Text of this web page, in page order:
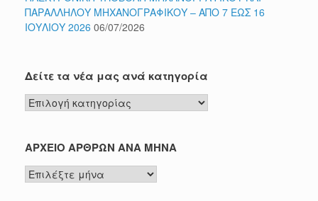
ΠΑΡΑΛΛΗΛΟΥ ΜΗΧΑΝΟΓΡΑΦΙΚΟΥ – ΑΠΟ 7 ΕΩΣ 16
ΙΟΥΛΙΟΥ 2026 06/07/2026
Δείτε τα νέα μας ανά κατηγορία
Δείτε
τα
μας
κατηγορία
ΑΡΧΕΙΟ ΑΡΘΡΩΝ ΑΝΑ ΜΗΝΑ
ΑΡΧΕΙΟ
ΑΡΘΡΩΝ